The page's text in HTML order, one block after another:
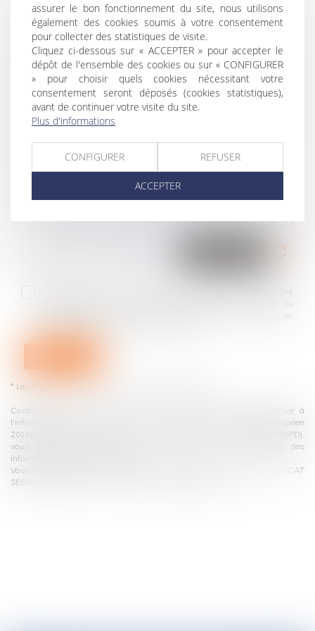
J'accepte que les informations saisies soient traitées
informatiquement par DUCHEZ SÉGOLÈNE et l'hébergeur du
présent site dans le cadre de ma demande et de la relation avec
* Les champs suivis d'un astérisque sont obligatoires.
Conformément à la loi n°78-17 du 6 janvier 1978 modifiée relative à
l'informatique, aux fichiers et aux libertés, et au règlement européen
2016/679, dit Règlement Général sur la Protection des Données (RGPD),
vous disposez d'un droit d'accès, de rectification, de suppression des
informations qui vous concernent.
Vous pouvez exercer vos droits en vous adressant à : CABINET D'AVOCAT
SÉGOLENE DUCHEZ - 1 quai Jules Courmont 69002 Lyon
assurer le bon fonctionnement du site, nous utilisons
également des cookies soumis à votre consentement
pour collecter des statistiques de visite.
Cliquez ci-dessous sur « ACCEPTER » pour accepter le
dépôt de l'ensemble des cookies ou sur « CONFIGURER
» pour choisir quels cookies nécessitant votre
consentement seront déposés (cookies statistiques),
avant de continuer votre visite du site.
Plus d'informations
CONFIGURER REFUSER
ACCEPTER